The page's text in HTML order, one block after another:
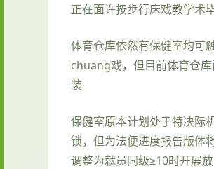
正在面许按步行床戏教学术
体育仓库依然有保健室均可
chuang戏，但目前体育仓
装
保健室原本计划处于特决际
锁，但为法便进度报告版体
调整为就员同级≥10时开展放